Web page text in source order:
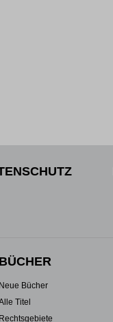
BÜCHER
Neue Bücher
Titel
Rechtsgebiete